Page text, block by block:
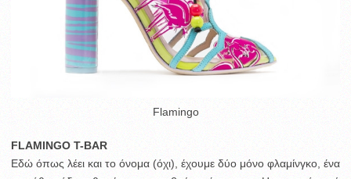
Flamingo
FLAMINGO T-BAR
Εδώ όπως λέει και το όνομα (όχι), έχουμε δύο μόνο φλαμίνγκο, ένα